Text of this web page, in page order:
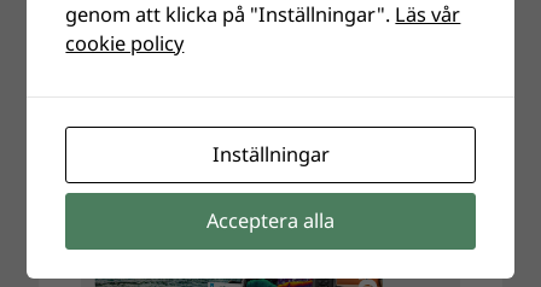
genom att klicka på "Inställningar". Läs vår
cookie policy
Inställningar
Acceptera alla